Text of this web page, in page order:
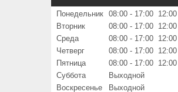
Понедельник 08:00 17:00 12:00
Вторник
08:00 17:00 12:00
Среда
08:00 17:00 12:00
Четверг
08:00 17:00 12:00
Пятница
08:00 17:00 12:00
Суббота
Выходной
Воскресенье
Выходной